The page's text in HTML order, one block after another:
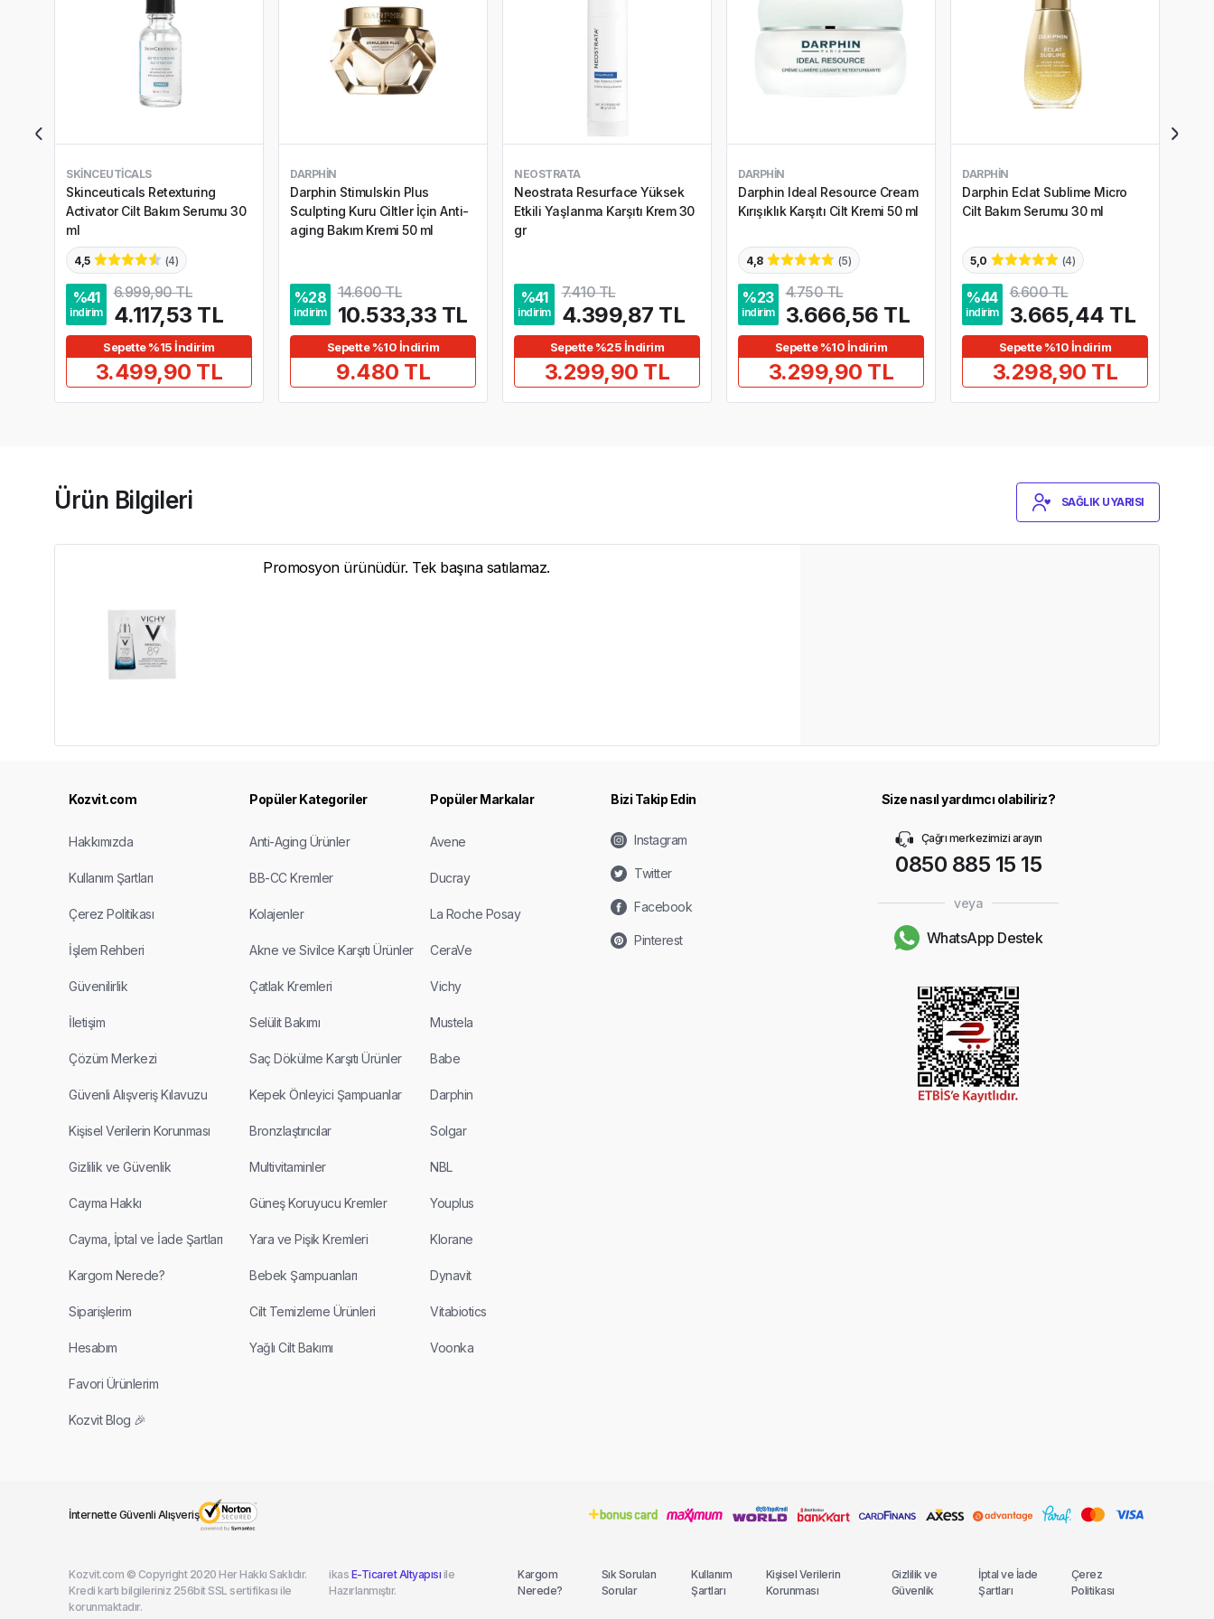
SKINCEUTICALS
Skinceuticals Retexturing
Activator Cilt Bakım Serumu 30
ml
4,5 (4)
%41
indirim
6.999,90 TL
4.117,53 TL
Sepette %15 İndirim
3.499,90 TL
DARPHIN
Darphin Stimulskin Plus
Sculpting Kuru Ciltler İçin Anti-
aging Bakım Kremi 50 ml
%28
indirim
14.600 TL
10.533,33 TL
Sepette %10 İndirim
9.480 TL
NEOSTRATA
Neostrata Resurface Yüksek
Etkili Yaşlanma Karşıtı Krem 30
gr
%41
indirim
7.410 TL
4.399,87 TL
Sepette %25 İndirim
3.299,90 TL
DARPHIN
Darphin Ideal Resource Cream
Kırışıklık Karşıtı Cilt Kremi 50 ml
4,8 (5)
%23
indirim
4.750 TL
3.666,56 TL
Sepette %10 İndirim
3.299,90 TL
DARPHIN
Darphin Eclat Sublime Micro
Cilt Bakım Serumu 30 ml
5,0 (4)
%44
indirim
6.600 TL
3.665,44 TL
Sepette %10 İndirim
3.298,90 TL
Ürün Bilgileri SAĞLIK UYARISI
Promosyon ürünüdür. Tek başına satılamaz.
Kozvit.com
Hakkımızda
Kullanım Şartları
Çerez Politikası
İşlem Rehberi
Güvenilirlik
İletişim
Çözüm Merkezi
Güvenli Alışveriş Kılavuzu
Kişisel Verilerin Korunması
Gizlilik ve Güvenlik
Cayma Hakkı
Cayma, İptal ve İade Şartları
Kargom Nerede?
Siparişlerim
Hesabım
Favori Ürünlerim
Kozvit Blog 🎉
Popüler Kategoriler
Anti-Aging Ürünler
BB-CC Kremler
Kolajenler
Akne ve Sivilce Karşıtı Ürünler
Çatlak Kremleri
Selülit Bakımı
Saç Dökülme Karşıtı Ürünler
Kepek Önleyici Şampuanlar
Bronzlaştırıcılar
Multivitaminler
Güneş Koruyucu Kremler
Yara ve Pişik Kremleri
Bebek Şampuanları
Cilt Temizleme Ürünleri
Yağlı Cilt Bakımı
Popüler Markalar
Avene
Ducray
La Roche Posay
CeraVe
Vichy
Mustela
Babe
Darphin
Solgar
NBL
Youplus
Klorane
Dynavit
Vitabiotics
Voonka
Bizi Takip Edin
Instagram
Twitter
Facebook
Pinterest
Size nasıl yardımcı olabiliriz?
Çağrı merkezimizi arayın
0850 885 15 15
veya
WhatsApp Destek
İnternette Güvenli Alışveriş
Kozvit.com © Copyright 2020 Her Hakkı Saklıdır.
Kredi kartı bilgileriniz 256bit SSL sertifikası ile
korunmaktadır.
ikas E-Ticaret Altyapısı ile
Hazırlanmıştır.
Kargom
Nerede?
Sık Sorulan
Sorular
Kullanım
Şartları
Kişisel Verilerin
Korunması
Gizlilik ve
Güvenlik
İptal ve İade
Şartları
Çerez
Politikası